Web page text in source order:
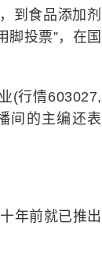
到食品添加剂
脚投票”，在国
(行情603027,
间的主编还表
年前就已推出